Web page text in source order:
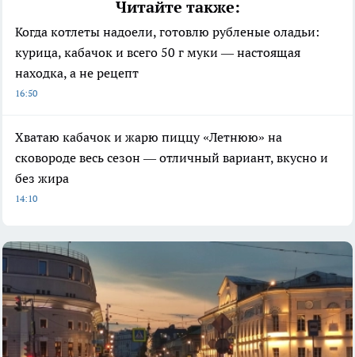
Читайте также:
Когда котлеты надоели, готовлю рубленые оладьи:
курица, кабачок и всего 50 г муки — настоящая
находка, а не рецепт
16:50
Хватаю кабачок и жарю пиццу «Летнюю» на
сковороде весь сезон — отличный вариант, вкусно и
без жира
14:10